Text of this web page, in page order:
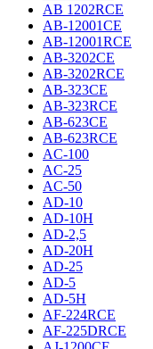
AB 1202RCE
AB-12001CE
AB-12001RCE
AB-3202CE
AB-3202RCE
AB-323CE
AB-323RCE
AB-623CE
AB-623RCE
AC-100
AC-25
AC-50
AD-10
AD-10H
AD-2,5
AD-20H
AD-25
AD-5
AD-5H
AF-224RCE
AF-225DRCE